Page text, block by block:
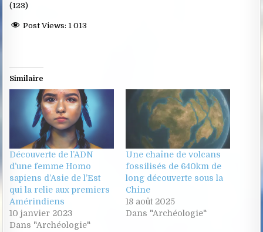
(123)
Post Views: 1 013
Similaire
Découverte de l’ADN
d’une femme Homo
sapiens d’Asie de l’Est
qui la relie aux premiers
Amérindiens
10 janvier 2023
Dans "Archéologie"
Une chaîne de volcans
fossilisés de 640km de
long découverte sous la
Chine
18 août 2025
Dans "Archéologie"